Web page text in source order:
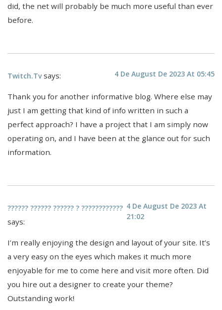
did, the net will probably be much more useful than ever
before.
Twitch.tv says: 4 De August De 2023 At 05:45
Thank you for another informative blog. Where else may
just I am getting that kind of info written in such a
perfect approach? I have a project that I am simply now
operating on, and I have been at the glance out for such
information.
?????? ?????? ?????? ? ????????????
says:
4 De August De 2023 At
21:02
I’m really enjoying the design and layout of your site. It’s
a very easy on the eyes which makes it much more
enjoyable for me to come here and visit more often. Did
you hire out a designer to create your theme?
Outstanding work!